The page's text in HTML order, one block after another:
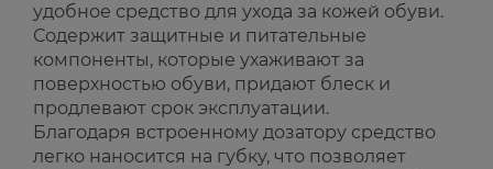
удобное средство для ухода за кожей обуви.
Содержит защитные и питательные
компоненты, которые ухаживают за
поверхностью обуви, придают блеск и
продлевают срок эксплуатации.
Благодаря встроенному дозатору средство
легко наносится на губку, что позволяет